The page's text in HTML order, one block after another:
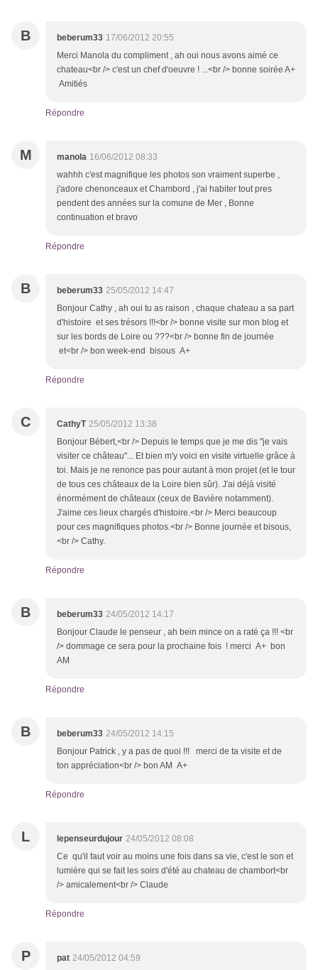
B beberum33 17/06/2012 20:55
Merci Manola du compliment , ah oui nous avons aimé ce
chateau<br /> c'est un chef d'oeuvre ! ...<br /> bonne soirée A+
Amitiés
Répondre
M manola 16/06/2012 08:33
wahhh c'est magnifique les photos son vraiment superbe ,
j'adore chenonceaux et Chambord , j'ai habiter tout pres
pendent des années sur la comune de Mer , Bonne
continuation et bravo
Répondre
B beberum33 25/05/2012 14:47
Bonjour Cathy , ah oui tu as raison , chaque chateau a sa part
d'histoire et ses trésors !!!<br /> bonne visite sur mon blog et
sur les bords de Loire ou ???<br /> bonne fin de journée
et<br /> bon week-end bisous A+
Répondre
C CathyT 25/05/2012 13:38
Bonjour Bébert,<br /> Depuis le temps que je me dis "je vais
visiter ce château"... Et bien m'y voici en visite virtuelle grâce à
toi. Mais je ne renonce pas pour autant à mon projet (et le tour
de tous ces châteaux de la Loire bien sûr). J'ai déjà visité
énormément de châteaux (ceux de Bavière notamment).
J'aime ces lieux chargés d'histoire.<br /> Merci beaucoup
pour ces magnifiques photos.<br /> Bonne journée et bisous,
<br /> Cathy.
Répondre
B beberum33 24/05/2012 14:17
Bonjour Claude le penseur , ah bein mince on a raté ça !!! <br
/> dommage ce sera pour la prochaine fois ! merci A+ bon
AM
Répondre
B beberum33 24/05/2012 14:15
Bonjour Patrick , y a pas de quoi !!! merci de ta visite et de
ton appréciation<br /> bon AM A+
Répondre
L lepenseurdujour 24/05/2012 08:08
Ce qu'il faut voir au moins une fois dans sa vie, c'est le son et
lumière qui se fait les soirs d'été au chateau de chambort<br
/> amicalement<br /> Claude
Répondre
P pat 24/05/2012 04:59